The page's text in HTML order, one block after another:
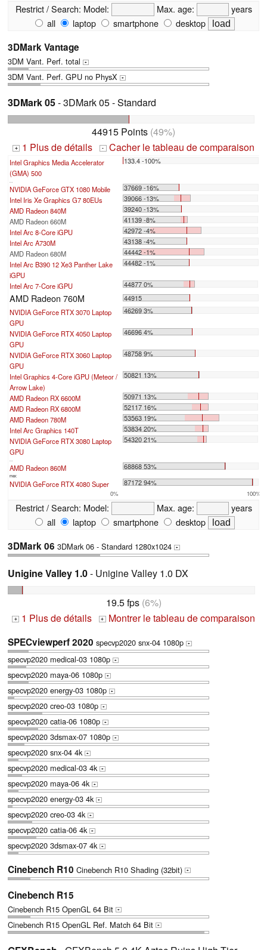
Restrict / Search: Model: Max. age:
years
all
laptop smartphone desktop
3DMark Vantage
3DM Vant. Perf. total +
3DM Vant. Perf. GPU no PhysX +
3DMark 05- 3DMark 05 - Standard
44915 Points (49%)
+ 1 Plus de détails - Cacher le tableau de comparaison
Intel Graphics Media Accelerator
(GMA) 500
133.4 -100%
...
NVIDIA GeForce GTX 1080 Mobile
37669 -16%
Intel Iris Xe Graphics G7 80EUs
39066 -13%
AMD Radeon 840M
39240 -13%
AMD Radeon 660M
41139 -8%
Intel Arc 8-Core iGPU
42972 -4%
Intel Arc A730M
43138 -4%
AMD Radeon 680M
44442 -1%
Intel Arc B390 12 Xe3 Panther Lake
iGPU
44482 -1%
Intel Arc 7-Core iGPU 44877 0%
AMD Radeon 760M
44915
NVIDIA GeForce RTX 3070 Laptop
GPU
46269 3%
NVIDIA GeForce RTX 4050 Laptop
GPU
46696 4%
NVIDIA GeForce RTX 3060 Laptop
GPU
48758 9%
Intel Graphics 4-Core iGPU (Meteor /
Arrow Lake)
50821 13%
AMD Radeon RX 6600M
50971 13%
AMD Radeon RX 6800M
52117 16%
AMD Radeon 780M
53563 19%
Intel Arc Graphics 140T
53834 20%
NVIDIA GeForce RTX 3080 Laptop
GPU
54320 21%
...
AMD Radeon 860M 68868 53%
max:
NVIDIA GeForce RTX 4080 Super 87172 94%
0% 100%
Restrict / Search: Model: Max. age:
years
all
laptop smartphone desktop
3DMark 06 3DMark 06 - Standard 1280x1024 +
Unigine Valley 1.0- Unigine Valley 1.0 DX
19.5 fps(6%)
+ 1 Plus de détails + Montrer le tableau de comparaison
SPECviewperf 2020 specvp2020 snx-04 1080p +
specvp2020 medical-03 1080p +
specvp2020 maya-06 1080p +
specvp2020 energy-03 1080p +
specvp2020 creo-03 1080p +
specvp2020 catia-06 1080p +
specvp2020 3dsmax-07 1080p +
specvp2020 snx-04 4k +
specvp2020 medical-03 4k +
specvp2020 maya-06 4k +
specvp2020 energy-03 4k +
specvp2020 creo-03 4k +
specvp2020 catia-06 4k +
specvp2020 3dsmax-07 4k +
Cinebench R10 Cinebench R10 Shading (32bit) +
Cinebench R15
Cinebench R15 OpenGL 64 Bit +
Cinebench R15 OpenGL Ref. Match 64 Bit +